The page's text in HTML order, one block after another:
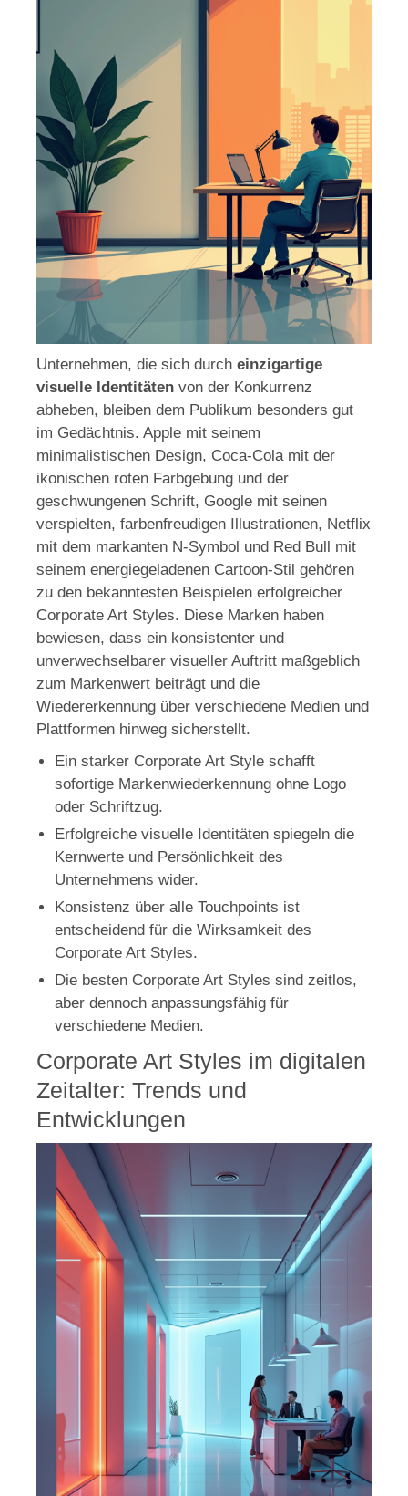
Unternehmen, die sich durch einzigartige
visuelle Identitäten von der Konkurrenz
abheben, bleiben dem Publikum besonders gut
im Gedächtnis. Apple mit seinem
minimalistischen Design, Coca-Cola mit der
ikonischen roten Farbgebung und der
geschwungenen Schrift, Google mit seinen
verspielten, farbenfreudigen Illustrationen, Netflix
mit dem markanten N-Symbol und Red Bull mit
seinem energiegeladenen Cartoon-Stil gehören
zu den bekanntesten Beispielen erfolgreicher
Corporate Art Styles. Diese Marken haben
bewiesen, dass ein konsistenter und
unverwechselbarer visueller Auftritt maßgeblich
zum Markenwert beiträgt und die
Wiedererkennung über verschiedene Medien und
Plattformen hinweg sicherstellt.
Ein starker Corporate Art Style schafft
sofortige Markenwiederkennung ohne Logo
oder Schriftzug.
Erfolgreiche visuelle Identitäten spiegeln die
Kernwerte und Persönlichkeit des
Unternehmens wider.
Konsistenz über alle Touchpoints ist
entscheidend für die Wirksamkeit des
Corporate Art Styles.
Die besten Corporate Art Styles sind zeitlos,
aber dennoch anpassungsfähig für
verschiedene Medien.
Corporate Art Styles im digitalen
Zeitalter: Trends und
Entwicklungen